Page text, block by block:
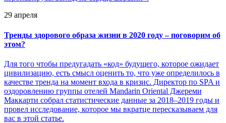
29 апреля
Тренды здорового образа жизни в 2020 году – поговорим об
этом?
Для того чтобы предугадать «код» будущего, которое ожидает
цивилизацию, есть смысл оценить то, что уже определилось в
качестве тренда на момент входа в кризис. Директор по SPA и
оздоровлению группы отелей Mandarin Oriental Джереми
Маккарти собрал статистические данные за 2018–2019 годы и
провел исследование, которое мы вкратце пересказываем для
вас в этой статье.